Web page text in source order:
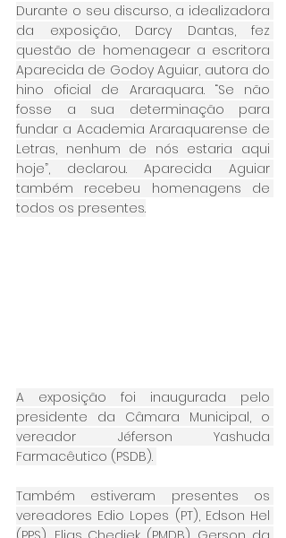
Durante o seu discurso, a idealizadora
da exposição, Darcy Dantas, fez
questão de homenagear a escritora
Aparecida de Godoy Aguiar, autora do
hino oficial de Araraquara. “Se não
fosse a sua determinação para
fundar a Academia Araraquarense de
Letras, nenhum de nós estaria aqui
hoje”, declarou. Aparecida Aguiar
também recebeu homenagens de
todos os presentes.
A exposição foi inaugurada pelo
presidente da Câmara Municipal, o
vereador Jéferson Yashuda
Farmacêutico (PSDB).
Também estiveram presentes os
vereadores Edio Lopes (PT), Edson Hel